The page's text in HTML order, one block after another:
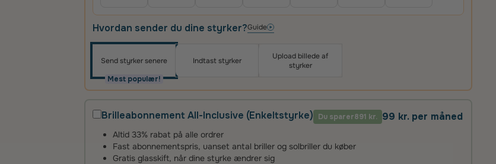
Hvordan sender du dine styrker?Guide
Send styrker senere
Mest populær!
Indtast styrker
Upload billede af
styrker
Brilleabonnement All-Inclusive (Enkeltstyrke) Du sparer891 kr. 99 kr. per måned
Altid 33% rabat på alle ordrer
Fast abonnementspris, uanset antal briller og solbriller du køber
Gratis glasskift, når dine styrke ændrer sig